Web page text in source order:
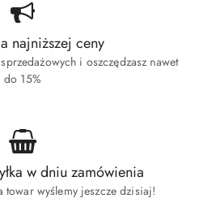
najniższej ceny
i oszczędzasz nawet
do 15%
w dniu zamówienia
towar wyślemy jeszcze dzisiaj!